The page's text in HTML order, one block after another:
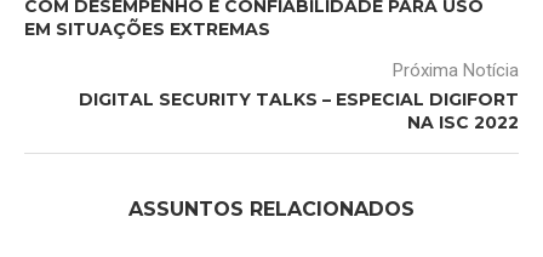
COM DESEMPENHO E CONFIABILIDADE PARA USO
EM SITUAÇÕES EXTREMAS
Próxima Notícia
DIGITAL SECURITY TALKS – ESPECIAL DIGIFORT
NA ISC 2022
ASSUNTOS RELACIONADOS